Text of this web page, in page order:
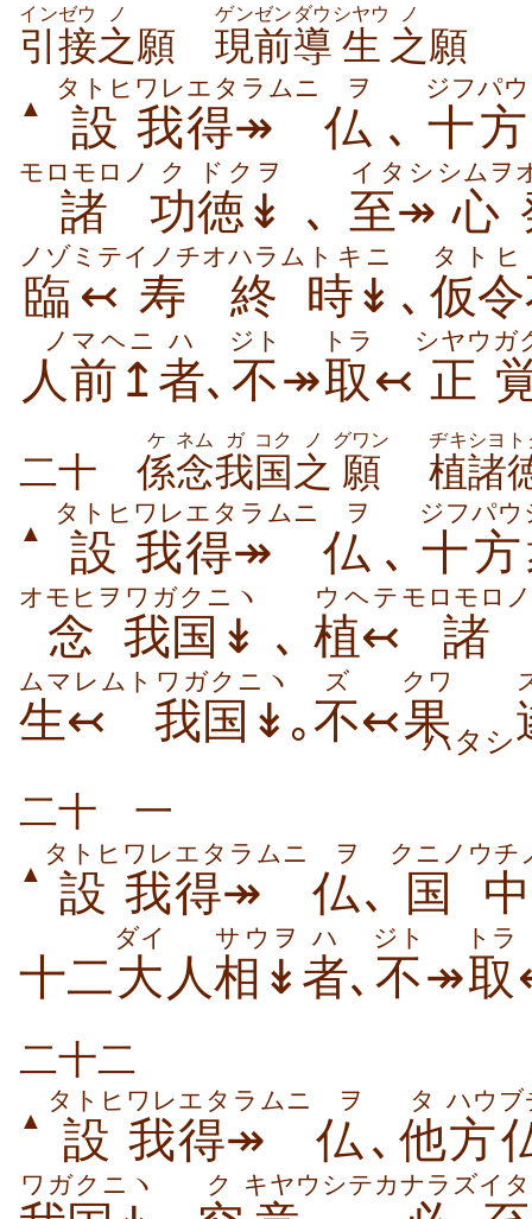
引接
インゼウ
之
ノ
願 現前
ゲンゼン
導
ダウ
生
シヤウ
之
ノ
願
▲ 設
タトヒ
我
ワレ
得↠
エタラムニ
仏
ヲ
､ 十方
ジフパウ
諸
モロモロノ
功
ク
徳↡
ドクヲ
､ 至↠
イタシ
心
シムヲ
臨↢
ノゾミテ
寿
イノチ
終
オハラム
時↡
トキニ
､ 仮令
タトヒ
人
ノ
前↥
マヘニ
者
ハ
､ 不
ジト
↠取
トラ
↢ 正
シヤウ ガ
二十 係
ケ
念
ネム
我
ガ
国
コク
之
ノ
願
グワン
植諸
ヂキシヨ
▲ 設
タトヒ
我
ワレ
得↠
エタラムニ
仏
ヲ
､ 十方
ジフパウ
念
オモヒヲ
我国↡
ワガクニヽ
､ 植↢
ウヘテ
諸
モロモロノ
生↢
ムマレムト
我国↡
ワガクニヽ
｡不
ズ
↢果
クワ
ハタシ
二十 一
▲ 設
タトヒ
我
ワレ
得↠
エタラムニ
仏
ヲ
､ 国
クニノ
中
ウチ
十二大
ダイ
人相↡
サウヲ
者
ハ
､ 不
ジト
↠取
トラ
二十二
▲ 設
タトヒ
我
ワレ
得↠
エタラムニ
仏
ヲ
､ 他
タ
方
ハウ ブ
ワガクニヽ ク キヤウシテカナラズイ